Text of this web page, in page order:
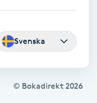
Svenska
© Bokadirekt 2026